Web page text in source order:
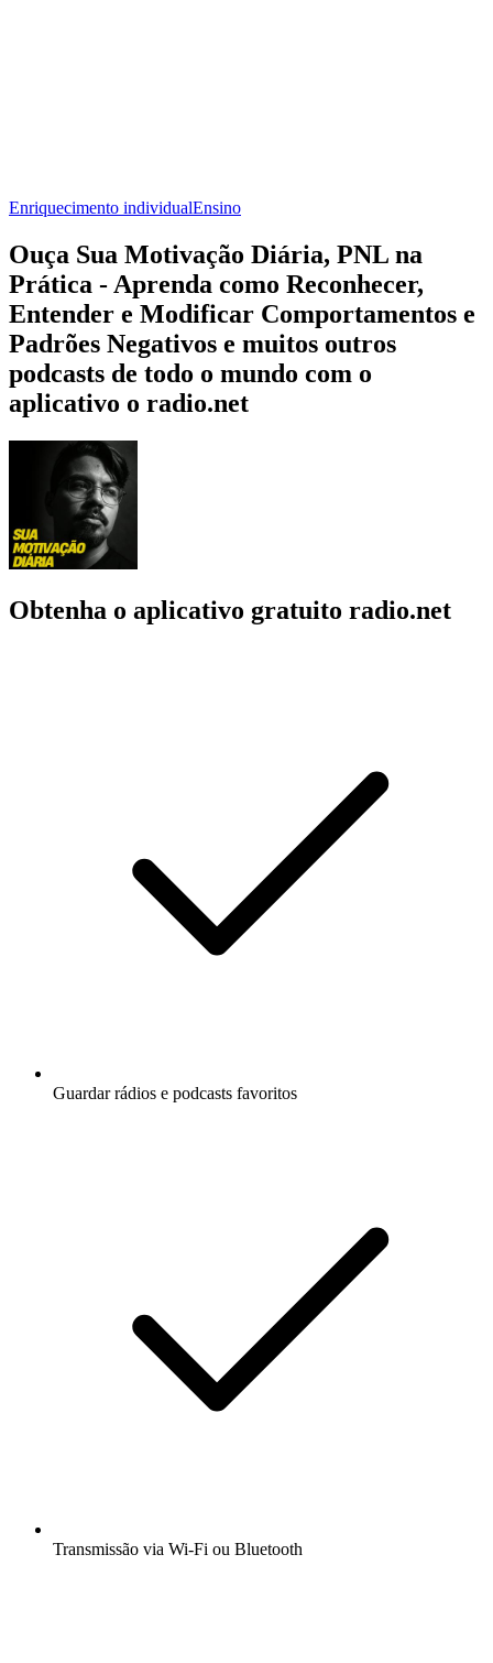
Enriquecimento individualEnsino
Ouça Sua Motivação Diária, PNL na
Prática - Aprenda como Reconhecer,
Entender e Modificar Comportamentos e
Padrões Negativos e muitos outros
podcasts de todo o mundo com o
aplicativo o radio.net
Obtenha o aplicativo gratuito radio.net
Guardar rádios e podcasts favoritos
Transmissão via Wi-Fi ou Bluetooth